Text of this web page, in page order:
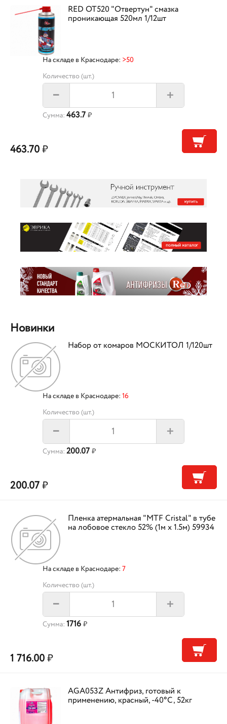
RED OT520 "Отвертун" смазка
проникающая 520мл 1/12шт
На складе в Краснодаре: >50
Количество (шт.)
– +
Сумма: 463.7 ₽
463.70₽
Новинки
Набор от комаров МОСКИТОЛ 1/120шт
На складе в Краснодаре: 16
Количество (шт.)
– +
Сумма: 200.07 ₽
200.07₽
Пленка атермальная "MTF Cristal" в тубе
на лобовое стекло 52% (1м х 1.5м) 59934
На складе в Краснодаре: 7
Количество (шт.)
– +
Сумма: 1716 ₽
1 716.00₽
AGA053Z Антифриз, готовый к
применению, красный, -40°С, 52кг